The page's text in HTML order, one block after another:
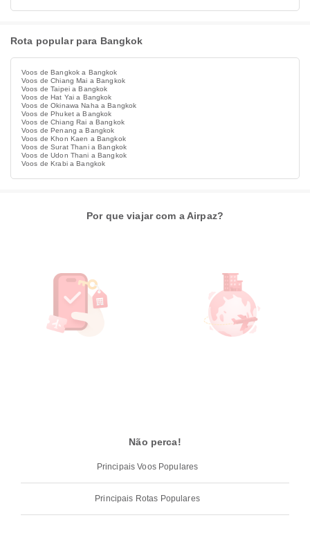
Rota popular para Bangkok
Voos de Bangkok a Bangkok
Voos de Chiang Mai a Bangkok
Voos de Taipei a Bangkok
Voos de Hat Yai a Bangkok
Voos de Okinawa Naha a Bangkok
Voos de Phuket a Bangkok
Voos de Chiang Rai a Bangkok
Voos de Penang a Bangkok
Voos de Khon Kaen a Bangkok
Voos de Surat Thani a Bangkok
Voos de Udon Thani a Bangkok
Voos de Krabi a Bangkok
Por que viajar com a Airpaz?
Não perca!
Principais Voos Populares
Principais Rotas Populares